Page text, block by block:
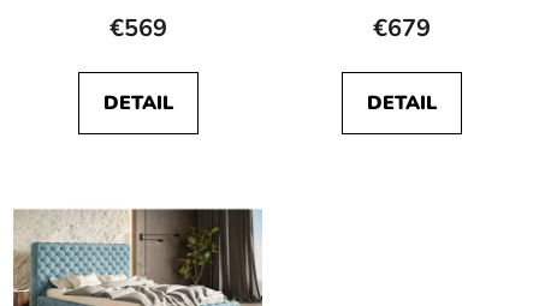
hodnotenie
je
5,0
hviezdičiek.
€569
DETAIL
hodnotenie
je
5,0
€679
DETAIL